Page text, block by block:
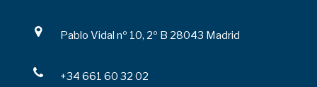
Pablo Vidal nº 10, 2º B 28043 Madrid
+34 661 60 32 02